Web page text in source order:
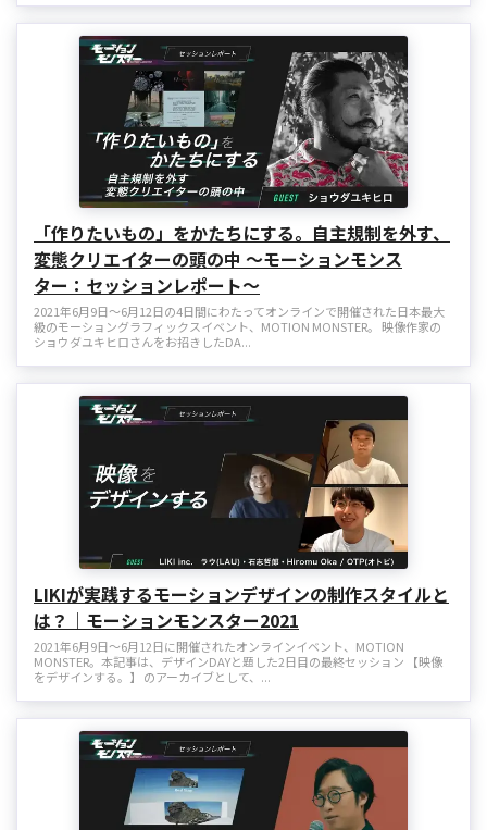
「作りたいもの」をかたちにする。自主規制を外す、
変態クリエイターの頭の中 ～モーションモンス
ター：セッションレポート～
2021年6月9日～6月12日の4日間にわたってオンラインで開催された日本最大
級のモーショングラフィックスイベント、MOTION MONSTER。 映像作家の
ショウダユキヒロさんをお招きしたDA...
LIKIが実践するモーションデザインの制作スタイルと
は？｜モーションモンスター2021
2021年6月9日～6月12日に開催されたオンラインイベント、MOTION
MONSTER。本記事は、デザインDAYと題した2日目の最終セッション 【映像
をデザインする。】 のアーカイブとして、...